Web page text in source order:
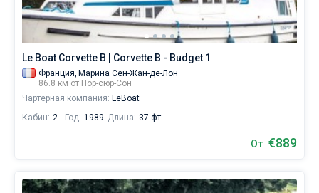
так
которые
не
представляют
себе
жизни
для
Le Boat Corvette B | Corvette B - Budget 1
Франция, Марина Сен-Жан-де-Лон
86.8 км от Пор-сюр-Сон
Чартерная компания: LeBoat
Кабин: 2 Год: 1989 Длина: 37 фт
От €889